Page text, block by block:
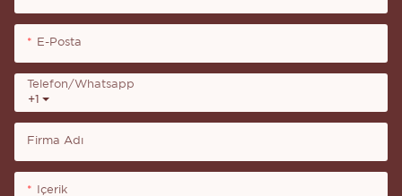
E-Posta
+1
Telefon/whatsapp
Firma Adı
Içerik